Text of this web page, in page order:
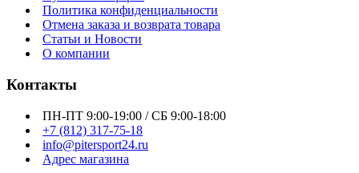
Политика конфиденциальности
Отмена заказа и возврата товара
Статьи и Новости
О компании
Контакты
ПН-ПТ 9:00-19:00 / СБ 9:00-18:00
+7 (812) 317-75-18
info@pitersport24.ru
Адрес магазина